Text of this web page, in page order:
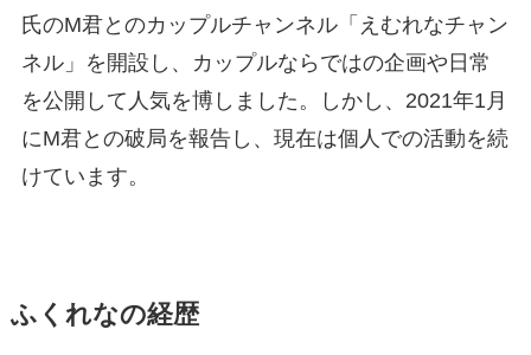
氏のM君とのカップルチャンネル「えむれなチャン
ネル」を開設し、カップルならではの企画や日常
を公開して人気を博しました。しかし、2021年1月
にM君との破局を報告し、現在は個人での活動を続
けています。
ふくれなの経歴